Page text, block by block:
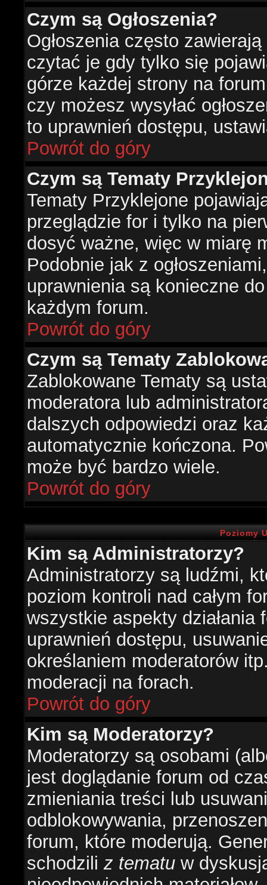
Czym są Ogłoszenia?
Ogłoszenia często
czytać je gdy tylko się
górze każdej strony na
czy możesz wysyłać
to uprawnień dostępu,
Powrót do góry
Czym są Tematy
Tematy Przyklejone
przeglądzie for i tylko na
dosyć ważne, więc w miarę
Podobnie jak z
uprawnienia są konieczne
każdym forum.
Powrót do góry
Czym są Tematy
Zablokowane Tematy są
moderatora lub
dalszych odpowiedzi oraz
automatycznie kończona.
może być bardzo wiele.
Powrót do góry
Poziomy
Kim są Administratorzy?
Administratorzy są ludźmi,
poziom kontroli nad całym
wszystkie aspekty działania
uprawnień dostępu,
określaniem moderatorów
moderacji na forach.
Powrót do góry
Kim są Moderatorzy?
Moderatorzy są osobami
jest doglądanie forum od
zmieniania treści lub
odblokowywania,
forum, które moderują.
schodzili z tematu w